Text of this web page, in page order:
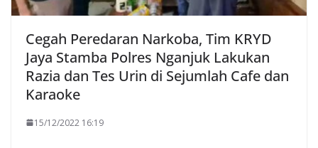
Cegah Peredaran Narkoba, Tim KRYD
Jaya Stamba Polres Nganjuk Lakukan
Razia dan Tes Urin di Sejumlah Cafe dan
Karaoke
15/12/2022 16:19